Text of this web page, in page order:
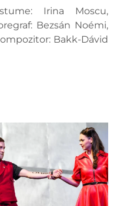
Irina Moscu,
Bezsán Noémi,
Bakk-Dávid